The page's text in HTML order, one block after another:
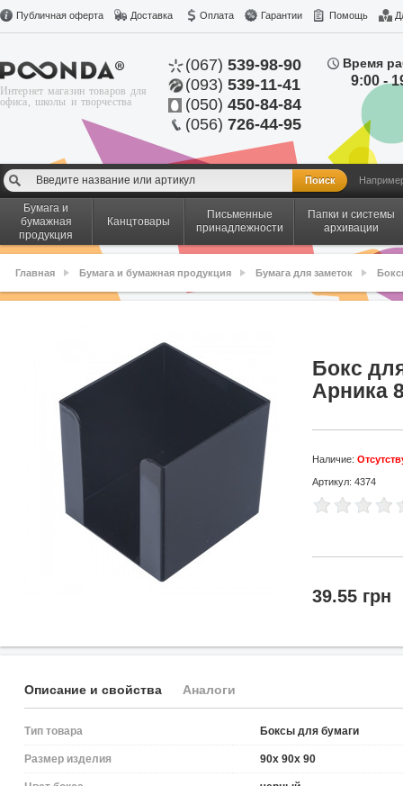
Публичная оферта Доставка Оплата Гарантии Помощь
Интернет магазин товаров для
офиса, школы и творчества
(067) 539-98-90
(093) 539-11-41
(050) 450-84-84
(056) 726-44-95
Время
9:00 -
Бумага и
бумажная
продукция
Канцтовары
Письменные
принадлежности
Папки и системы
архивации
Главная Бумага и бумажная продукция Бумага для заметок
Бокс
Арника
Наличие:
Артикул: 4374
39.55 грн
Описание и свойства Аналоги
Тип товара Боксы для бумаги
Размер изделия 90x 90x 90